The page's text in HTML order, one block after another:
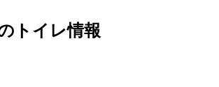
トイレ情報